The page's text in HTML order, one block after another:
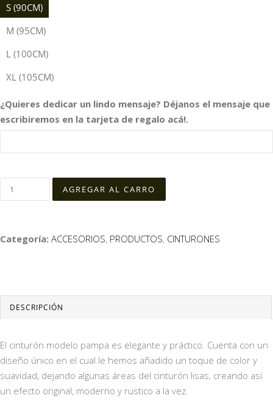
S (90CM)
M (95CM)
L (100CM)
XL (105CM)
¿Quieres dedicar un lindo mensaje? Déjanos el mensaje que
escribiremos en la tarjeta de regalo acá!.
Categoría: ACCESORIOS, PRODUCTOS, CINTURONES
DESCRIPCIÓN
El cinturón modelo pampa es elegante y práctico. Cuenta con un
diseño único en el cual le hemos añadido un toque de color y
suavidad, dejando algunas áreas del cinturón lisas, creando así
un efecto original, moderno y rustico a la vez.